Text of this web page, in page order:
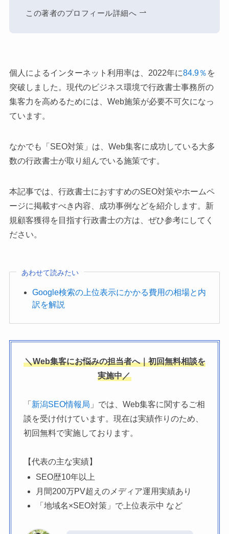
この著者のプロフィール詳細へ
個人によるインターネット利用率は、2022年に84.9％ を
突破しました。現代のビジネス環境で行政書士事務所の
集客力を高めるためには、Web施策が必要不可欠になっ
ています。
なかでも「SEO対策」は、Web集客に成功している大多
数の行政書士が取り組んでいる施策です。
本記事では、行政書士におすすめのSEO対策やホームペ
ージに掲載すべき内容、成功事例などを紹介します。新
規顧客獲得を目指す行政書士の方は、ぜひ参考にしてく
ださい。
あわせて読みたい
Google検索の上位表示にかかる費用の相場と内
訳を解説
＼Web集客にお悩みの担当者へ｜初回無料相談を
実施中／
「 新潟SEO情報局 」では、Web集客に関するご相
談を受け付けています。現在は実績作りのため、
初回無料で実施しております。
【代表の主な実績】
SEO歴10年以上
月間200万PV超えのメディア運用実績あり
「地域名×SEO対策」で上位表示中 など